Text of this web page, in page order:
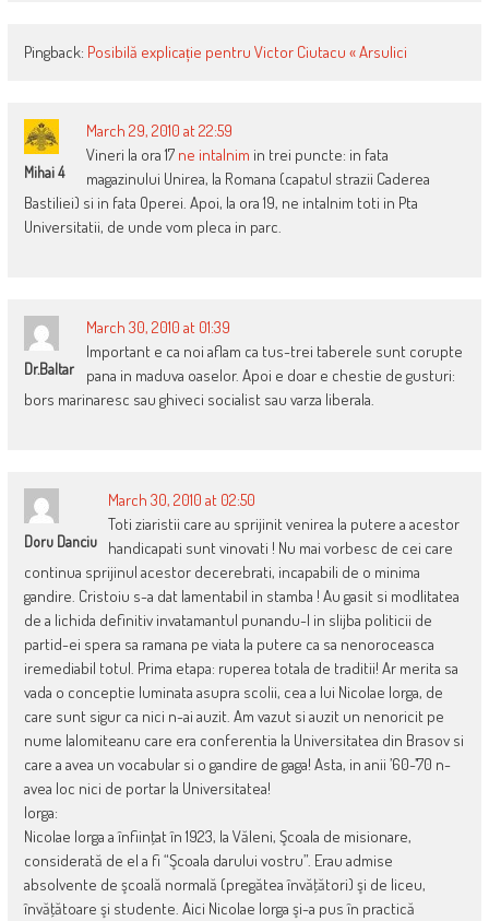
Pingback: Posibilă explicație pentru Victor Ciutacu « Arsulici
Mihai 4
March 29, 2010 at 22:59
Vineri la ora 17 ne intalnim in trei puncte: in fata
magazinului Unirea, la Romana (capatul strazii Caderea
Bastiliei) si in fata Operei. Apoi, la ora 19, ne intalnim toti in Pta
Universitatii, de unde vom pleca in parc.
Dr.Baltar
March 30, 2010 at 01:39
Important e ca noi aflam ca tus-trei taberele sunt corupte
pana in maduva oaselor. Apoi e doar e chestie de gusturi:
bors marinaresc sau ghiveci socialist sau varza liberala.
Doru Danciu
March 30, 2010 at 02:50
Toti ziaristii care au sprijinit venirea la putere a acestor
handicapati sunt vinovati ! Nu mai vorbesc de cei care
continua sprijinul acestor decerebrati, incapabili de o minima
gandire. Cristoiu s-a dat lamentabil in stamba ! Au gasit si modlitatea
de a lichida definitiv invatamantul punandu-l in slijba politicii de
partid-ei spera sa ramana pe viata la putere ca sa nenoroceasca
iremediabil totul. Prima etapa: ruperea totala de traditii! Ar merita sa
vada o conceptie luminata asupra scolii, cea a lui Nicolae Iorga, de
care sunt sigur ca nici n-ai auzit. Am vazut si auzit un nenoricit pe
nume Ialomiteanu care era conferentia la Universitatea din Brasov si
care a avea un vocabular si o gandire de gaga! Asta, in anii ’60-’70 n-
avea loc nici de portar la Universitatea!
Iorga:
Nicolae Iorga a înfiinţat în 1923, la Văleni, Şcoala de misionare,
considerată de el a fi “Şcoala darului vostru”. Erau admise
absolvente de şcoală normală (pregătea învăţători) şi de liceu,
învăţătoare şi studente. Aici Nicolae Iorga şi-a pus în practică